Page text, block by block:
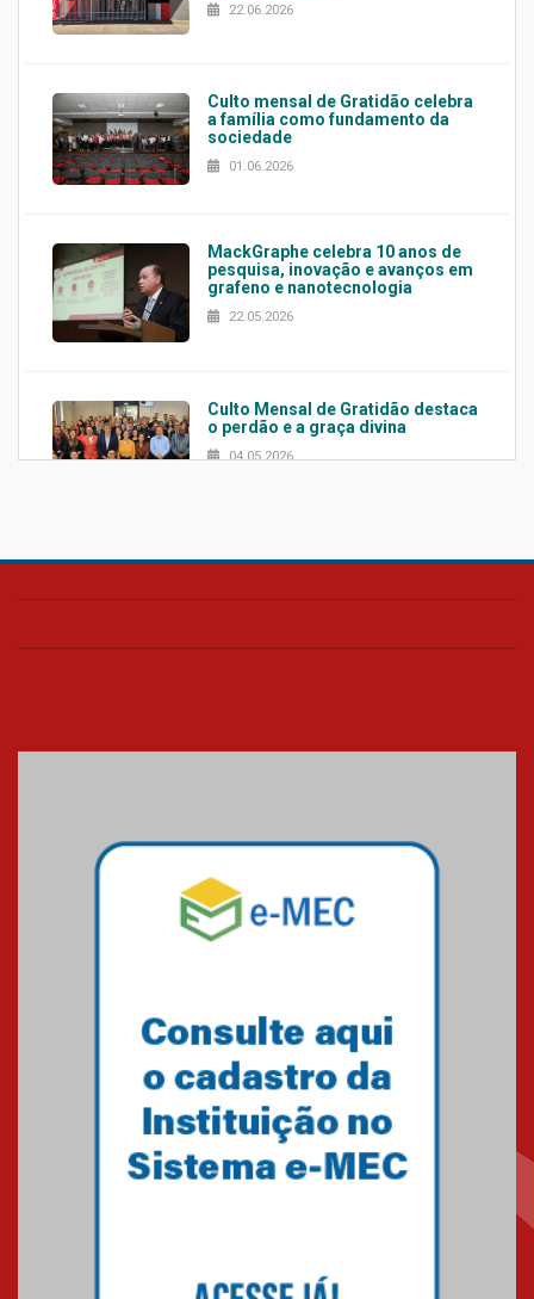
22.06.2026
Culto mensal de Gratidão celebra
a família como fundamento da
sociedade
01.06.2026
MackGraphe celebra 10 anos de
pesquisa, inovação e avanços em
grafeno e nanotecnologia
22.05.2026
Culto Mensal de Gratidão destaca
o perdão e a graça divina
04.05.2026
Confira como foi o culto mensal
Mackenzie mobiliza campanha
solidária para apoiar famílias em
Minas Gerais
Primeiro culto do ano ressalta o
27.02.2026